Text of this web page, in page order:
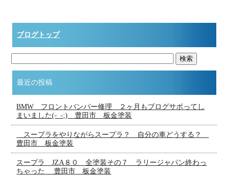
ブログトップ
最近の投稿
BMW フロントバンパー修理 ２ヶ月もブログサボってし
まいました(-_-;) 豊田市 板金塗装
スープラをやりながらスープラ？ 自分の車どうする？
豊田市 板金塗装
スープラ JZA８０ 全塗装その７ ラリージャパン終わっ
ちゃった 豊田市 板金塗装